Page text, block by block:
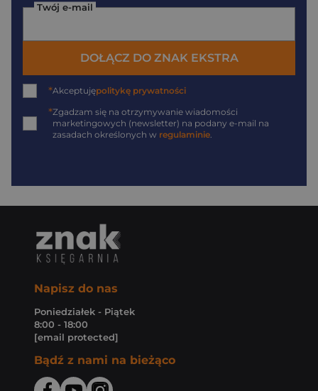
Twój e-mail
DOŁĄCZ DO ZNAK EKSTRA
*Akceptujępolitykę prywatności
*Zgadzam się na otrzymywanie wiadomości
marketingowych (newsletter) na podany e-mail na
zasadach określonych w regulaminie
Napisz do nas
Poniedziałek - Piątek
8:00 - 18:00
[email protected]
Bądź z nami na bieżąco